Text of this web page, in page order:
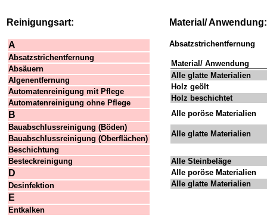
Reinigungsart: Material/ Anwendung:
A
Absatzstrichentfernung
Absäuern
Algenentfernung
Automatenreinigung mit Pflege
Automatenreinigung ohne Pflege
B
Bauabschlussreinigung (Böden)
Bauabschlussreinigung (Oberflächen)
Beschichtung
Besteckreinigung
D
Desinfektion
E
Entkalken
Absatzstrichentfernung
Material/ Anwendung
Alle glatte Materialien
Holz geölt
Holz beschichtet
Alle poröse Materialien
Alle glatte Materialien
Alle Steinbeläge
Alle poröse Materialien
Alle glatte Materialien